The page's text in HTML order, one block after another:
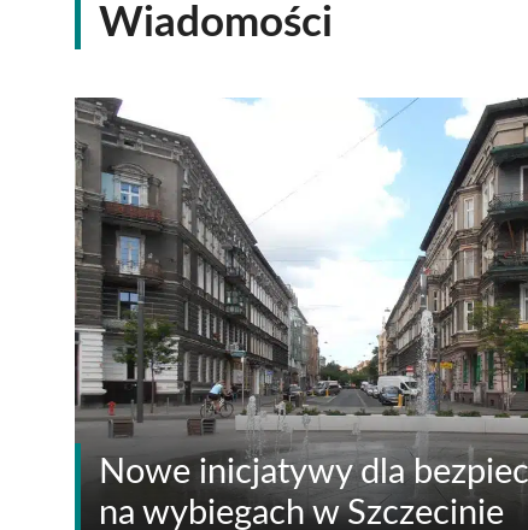
Wiadomości
Nowe inicjatywy dla
na wybiegach w Szczecinie